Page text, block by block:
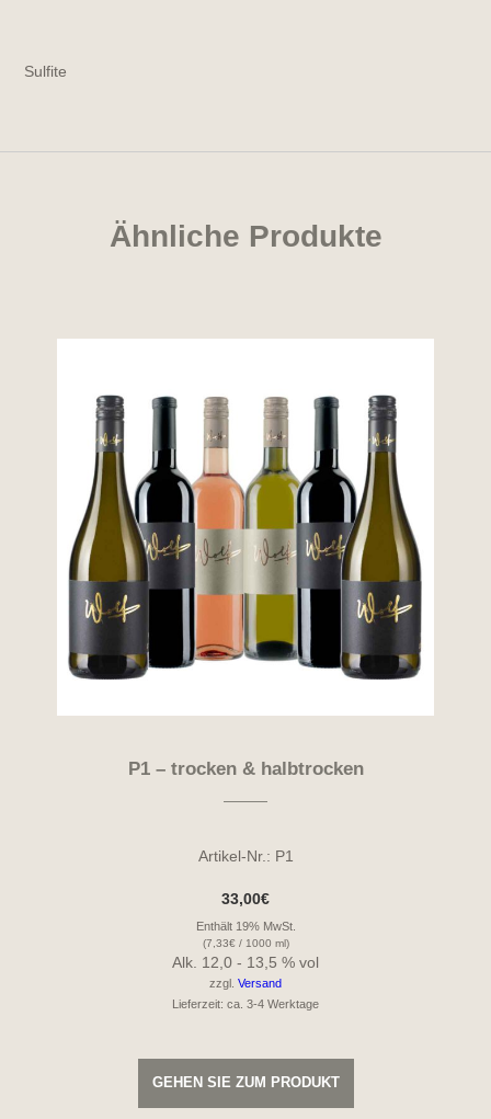
Sulfite
Ähnliche Produkte
P1 – trocken & halbtrocken
Artikel-Nr.: P1
33,00€
Enthält 19% MwSt.
(7,33€/ 1000 ml)
Alk. 12,0 - 13,5 % vol
zzgl.Versand
Lieferzeit: ca. 3-4 Werktage
GEHEN SIE ZUM PRODUKT